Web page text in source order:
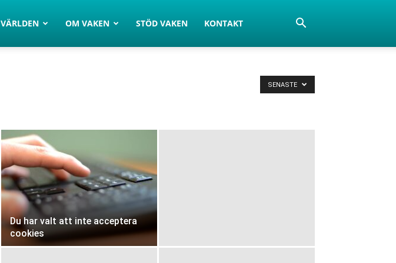
VÄRLDEN OM VAKEN STÖD VAKEN KONTAKT
SENASTE
Du har valt att inte acceptera
cookies